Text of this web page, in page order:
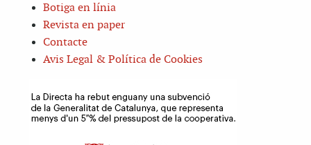
Botiga en línia
Revista en paper
Contacte
Avis Legal & Política de Cookies